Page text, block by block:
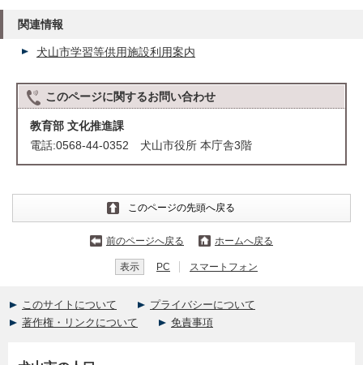
関連情報
犬山市学習等供用施設利用案内
このページに関するお問い合わせ
教育部 文化推進課
電話:0568-44-0352 犬山市役所 本庁舎3階
このページの先頭へ戻る
前のページへ戻る ホームへ戻る
表示 PC スマートフォン
このサイトについて
プライバシーについて
著作権・リンクについて
免責事項